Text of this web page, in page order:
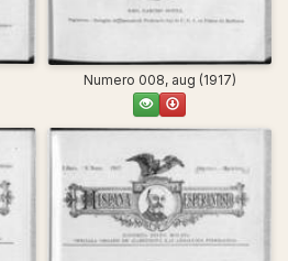
Numero 008, aug (1917)